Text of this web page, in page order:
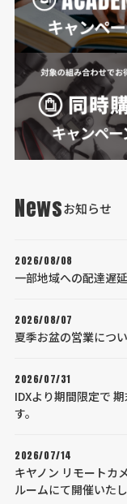
Newsお知らせ
2026/08/08
一部地域への配達遅
2026/08/07
夏季お盆の営業につ
2026/07/31
IDXより期間限定で
す。
2026/07/14
キヤノン リモートカ
ルームにて開催いたし